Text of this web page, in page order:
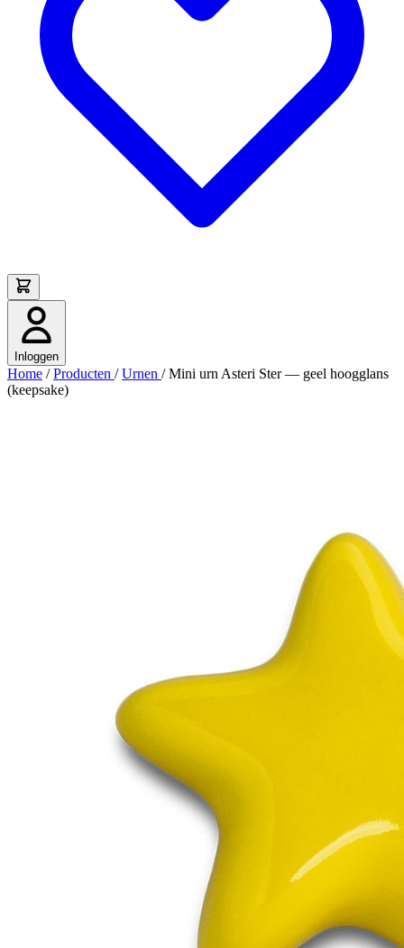
Inloggen
Home / Producten / Urnen / Mini urn Asteri Ster — geel hoogglans
(keepsake)